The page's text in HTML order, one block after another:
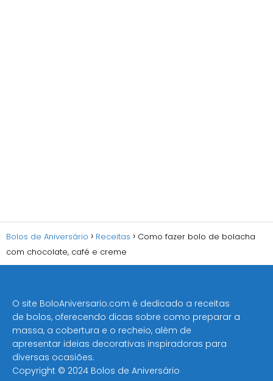
Bolos de Aniversário Receitas
Como fazer bolo de bolacha
com chocolate, café e creme
O site BoloAniversario.com é dedicado a receitas
de bolos, oferecendo dicas sobre como preparar a
massa, a cobertura e o recheio, além de
apresentar ideias decorativas inspiradoras para
diversas ocasiões​.
Copyright © 2024 Bolos de Aniversário